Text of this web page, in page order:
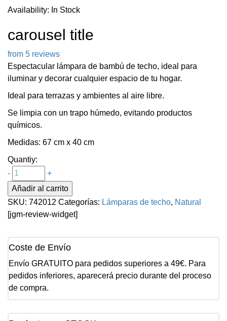
Availability: In Stock
carousel title
from 5 reviews
Espectacular lámpara de bambú de techo, ideal para
iluminar y decorar cualquier espacio de tu hogar.
Ideal para terrazas y ambientes al aire libre.
Se limpia con un trapo húmedo, evitando productos
químicos.
Medidas: 67 cm x 40 cm
Quantiy:
-
+
Añadir al carrito
SKU: 742012 Categorías: Lámparas de techo, Natural
[jgm-review-widget]
Coste de Envío
Envío GRATUITO para pedidos superiores a 49€. Para
pedidos inferiores, aparecerá precio durante del proceso
de compra.